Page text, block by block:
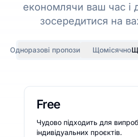
економлячи ваш час і
зосередитися на
Одноразові пропозиції Щомісячно
Free
Чудово підходить для
індивідуальних проєктів.